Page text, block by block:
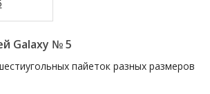
Galaxy № 5
пайеток разных размеров